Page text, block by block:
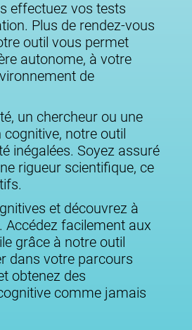
effectuez vos tests
Plus de rendez-vous
outil vous permet
autonome, à votre
de
un chercheur ou une
notre outil
inégalées. Soyez assuré
rigueur scientifique, ce
et découvrez à
Accédez facilement aux
grâce à notre outil
dans votre parcours
obtenez des
comme jamais